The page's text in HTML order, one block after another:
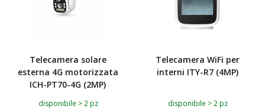
Telecamera solare
esterna 4G motorizzata
ICH-PT70-4G (2MP)
disponibile > 2 pz
Telecamera WiFi per
interni ITY-R7 (4MP)
disponibile > 2 pz